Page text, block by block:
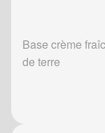
Base crème
de terre